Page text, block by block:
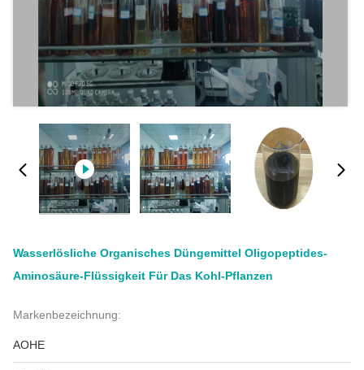
Wasserlösliche Organisches Düngemittel Oligopeptides-
Aminosäure-Flüssigkeit Für Das Kohl-Pflanzen
Markenbezeichnung:
AOHE